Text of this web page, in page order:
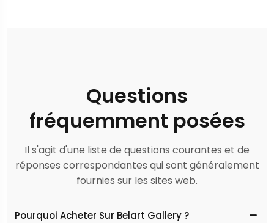
Questions
fréquemment posées
Il s'agit d'une liste de questions courantes et de
réponses correspondantes qui sont généralement
fournies sur les sites web.
Pourquoi Acheter Sur Belart Gallery ?